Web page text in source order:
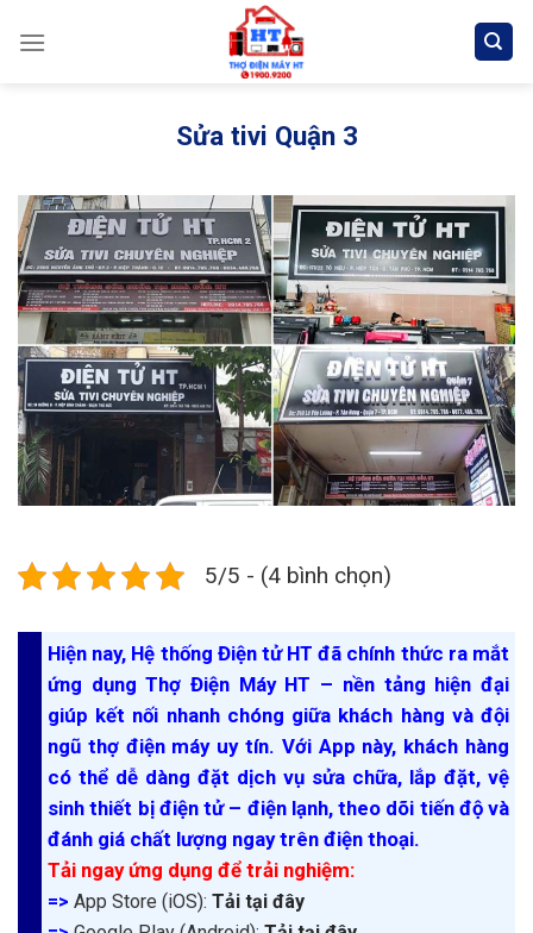
Sửa tivi Quận 3
5/5 - (4 bình chọn)
Hiện nay, Hệ thống Điện tử HT đã chính thức ra mắt
ứng dụng Thợ Điện Máy HT – nền tảng hiện đại
giúp kết nối nhanh chóng giữa khách hàng và đội
ngũ thợ điện máy uy tín. Với App này, khách hàng
có thể dễ dàng đặt dịch vụ sửa chữa, lắp đặt, vệ
sinh thiết bị điện tử – điện lạnh, theo dõi tiến độ và
đánh giá chất lượng ngay trên điện thoại.
Tải ngay ứng dụng để trải nghiệm:
=> App Store (iOS): Tải tại đây